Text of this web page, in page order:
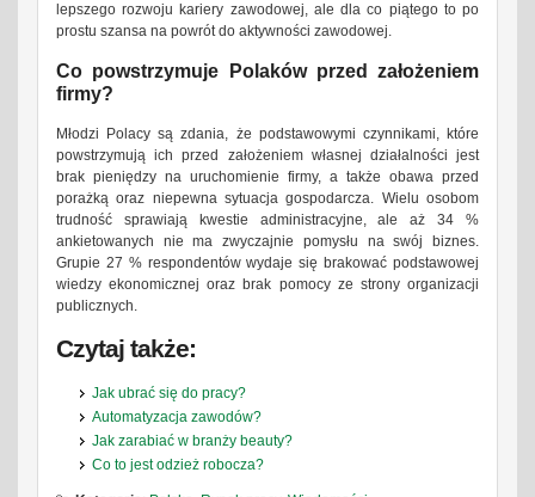
lepszego rozwoju kariery zawodowej, ale dla co piątego to po
prostu szansa na powrót do aktywności zawodowej.
Co powstrzymuje Polaków przed założeniem
firmy?
Młodzi Polacy są zdania, że podstawowymi czynnikami, które
powstrzymują ich przed założeniem własnej działalności jest
brak pieniędzy na uruchomienie firmy, a także obawa przed
porażką oraz niepewna sytuacja gospodarcza. Wielu osobom
trudność sprawiają kwestie administracyjne, ale aż 34 %
ankietowanych nie ma zwyczajnie pomysłu na swój biznes.
Grupie 27 % respondentów wydaje się brakować podstawowej
wiedzy ekonomicznej oraz brak pomocy ze strony organizacji
publicznych.
Czytaj także:
Jak ubrać się do pracy?
Automatyzacja zawodów?
Jak zarabiać w branży beauty?
Co to jest odzież robocza?